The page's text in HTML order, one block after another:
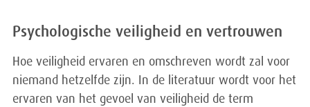
Psychologische veiligheid en vertrouwen
Hoe veiligheid ervaren en omschreven wordt zal voor
niemand hetzelfde zijn. In de literatuur wordt voor het
ervaren van het gevoel van veiligheid de term